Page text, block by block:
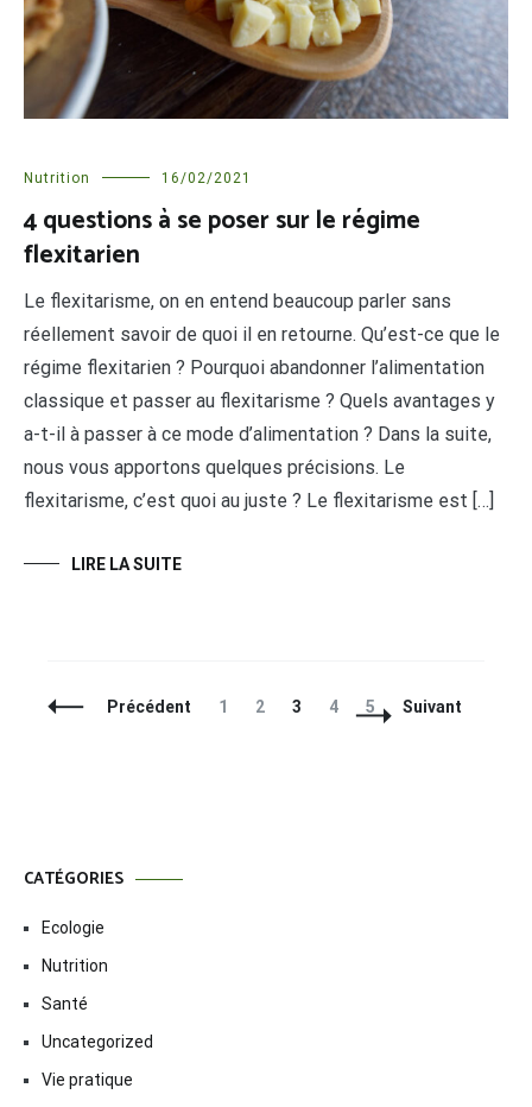
Nutrition 16/02/2021
4 questions à se poser sur le régime
flexitarien
Le flexitarisme, on en entend beaucoup parler sans
réellement savoir de quoi il en retourne. Qu’est-ce que le
régime flexitarien ? Pourquoi abandonner l’alimentation
classique et passer au flexitarisme ? Quels avantages y
a-t-il à passer à ce mode d’alimentation ? Dans la suite,
nous vous apportons quelques précisions. Le
flexitarisme, c’est quoi au juste ? Le flexitarisme est […]
LIRE LA SUITE
NavigationPrécédent Page
1 Page
2 Page
3 Page
4 Page
5 Suivant
CATÉGORIES
Ecologie
Nutrition
Santé
Uncategorized
Vie pratique